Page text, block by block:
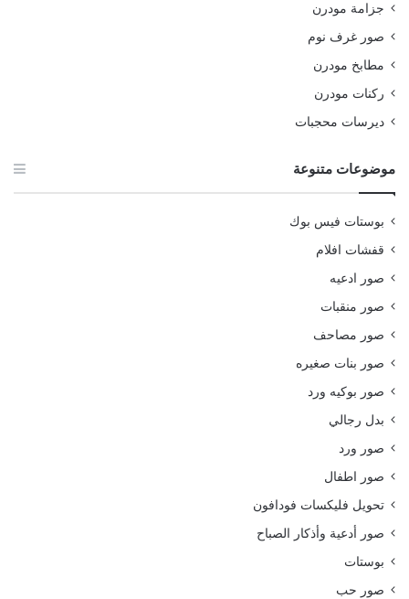
جزامة مودرن
صور غرف نوم
مطابخ مودرن
ركنات مودرن
ديرسات محجبات
موضوعات متنوعة
بوستات فيس بوك
قفشات افلام
صور ادعيه
صور منقبات
صور مصاحف
صور بنات صغيره
صور بوكيه ورد
بدل رجالي
صور ورد
صور اطفال
تحويل فليكسات فودافون
صور أدعية وأذكار الصباح
بوستات
صور حب